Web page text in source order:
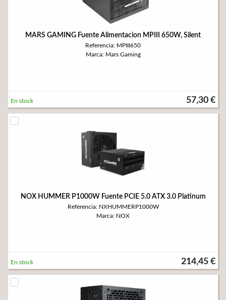
MARS GAMING Fuente Alimentacion MPIII 650W, Silent
Referencia: MPIII650
Marca: Mars Gaming
57,30 €
En stock
NOX HUMMER P1000W Fuente PCIE 5.0 ATX 3.0 Platinum
Referencia: NXHUMMERP1000W
Marca: NOX
214,45 €
En stock